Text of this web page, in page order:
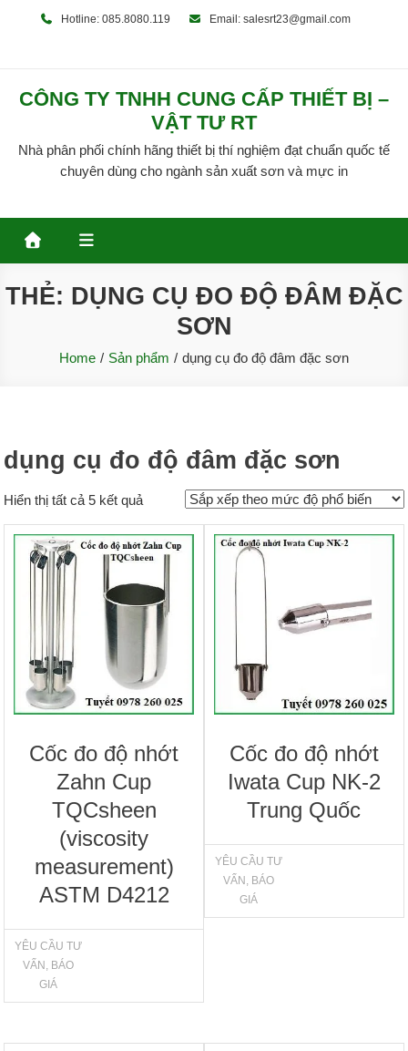
Hotline: 085.8080.119 Email: salesrt23@gmail.com
CÔNG TY TNHH CUNG CẤP THIẾT BỊ –
VẬT TƯ RT
Nhà phân phối chính hãng thiết bị thí nghiệm đạt chuẩn quốc tế
chuyên dùng cho ngành sản xuất sơn và mực in
THẺ: DỤNG CỤ ĐO ĐỘ ĐÂM ĐẶC
SƠN
Home Sản phẩm dụng cụ đo độ đâm đặc sơn
dụng cụ đo độ đâm đặc sơn
Hiển thị tất cả 5 kết quảĐã
xếp
theo
mức
độ
phổ
biến
Cốc đo độ nhớt
Zahn Cup
TQCsheen
(viscosity
measurement)
ASTM D4212
YÊU CẦU TƯ
VẤN, BÁO
GIÁ
Cốc đo độ nhớt
Iwata Cup NK-2
Trung Quốc
YÊU CẦU TƯ
VẤN, BÁO
GIÁ